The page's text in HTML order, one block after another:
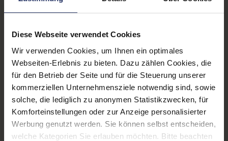
Diese Webseite verwendet Cookies
Wir verwenden Cookies, um Ihnen ein optimales
Webseiten-Erlebnis zu bieten. Dazu zählen Cookies, die
für den Betrieb der Seite und für die Steuerung unserer
kommerziellen Unternehmensziele notwendig sind, sowie
solche, die lediglich zu anonymen Statistikzwecken, für
Komforteinstellungen oder zur Anzeige personalisierter
Werbung genutzt werden. Sie können selbst entscheiden,
welche Kategorien Sie erlauben möchten. Bitte beachten
Schnittstellen: 1x Bluetooth, 1x HDMI
LAN RJ-45, 1x USB 3 Typ
A , 1x USB 3 Typ C, 1x W-
LAN
Mehr anzeigen
Displaygröße: 15,6 Zoll
LTE: Ja
Displayauflösung: 1920 x 1080 FHD